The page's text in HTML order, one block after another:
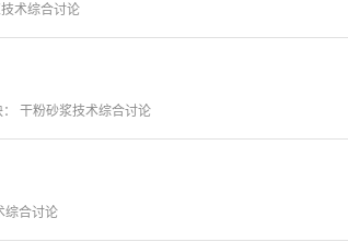
术综合讨论
干粉砂浆技术综合讨论
综合讨论